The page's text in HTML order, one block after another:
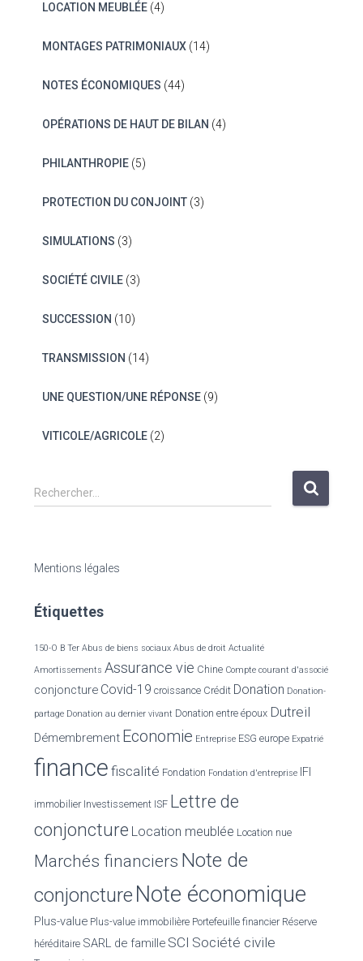
LOCATION MEUBLÉE(4)
MONTAGES PATRIMONIAUX(14)
NOTES ÉCONOMIQUES (44)
OPÉRATIONS DE HAUT DE BILAN (4)
PHILANTHROPIE(5)
PROTECTION DU CONJOINT(3)
SIMULATIONS (3)
SOCIÉTÉ CIVILE(3)
SUCCESSION (10)
TRANSMISSION (14)
UNE QUESTION/UNE RÉPONSE(9)
VITICOLE/AGRICOLE(2)
R
e
r
h
r
Rechercher…
Mentions légales
Étiquettes
150-O B Ter Abus de biens sociaux Abus de droit Actualité
Amortissements Assurance vie Chine Compte courant d'associé
conjoncture Covid-19 croissance Crédit Donation Donation-
partage Donation au dernier vivant Donation entre époux Dutreil
Démembrement Economie Entreprise ESG europe Expatrié
finance fiscalité Fondation Fondation d'entreprise IFI
immobilier Investissement ISF Lettre de
conjoncture Location meublée Location nue
Marchés financiers Note de
conjoncture Note économique
Plus-value Plus-value immobilière Portefeuille financier Réserve
héréditaire SARL de famille SCI Société civile